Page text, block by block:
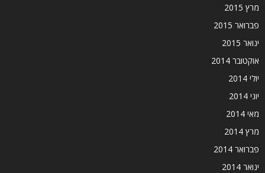
מרץ 2015
פברואר 2015
ינואר 2015
אוקטובר 2014
יולי 2014
יוני 2014
מאי 2014
מרץ 2014
פברואר 2014
ינואר 2014